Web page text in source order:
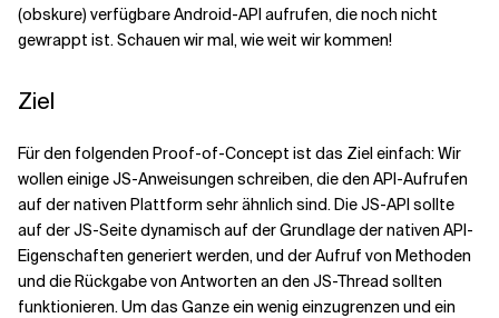
Verwandte Themen
(obskure) verfügbare Android-API aufrufen, die noch nicht
gewrappt ist. Schauen wir mal, wie weit wir kommen!
Ziel
Für den folgenden Proof-of-Concept ist das Ziel einfach: Wir
wollen einige JS-Anweisungen schreiben, die den API-Aufrufen
auf der nativen Plattform sehr ähnlich sind. Die JS-API sollte
auf der JS-Seite dynamisch auf der Grundlage der nativen API-
Eigenschaften generiert werden, und der Aufruf von Methoden
und die Rückgabe von Antworten an den JS-Thread sollten
funktionieren. Um das Ganze ein wenig einzugrenzen und ein